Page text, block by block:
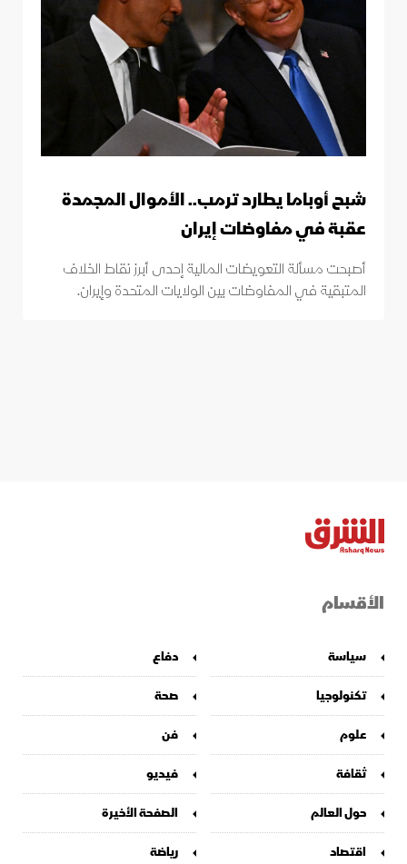
شبح أوباما يطارد ترمب.. الأموال المجمدة
عقبة في مفاوضات إيران
أصبحت مسألة التعويضات المالية إحدى أبرز نقاط الخلاف
المتبقية في المفاوضات بين الولايات المتحدة وإيران.
الأقسام
سياسة
دفاع
تكنولوجيا
صحة
علوم
فن
ثقافة
فيديو
حول العالم
الصفحة الأخيرة
اقتصاد
رياضة